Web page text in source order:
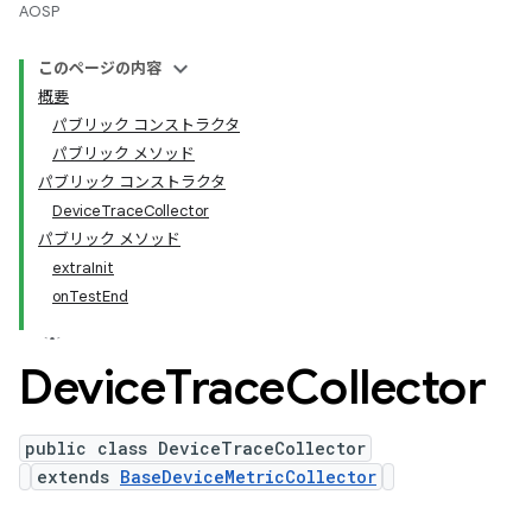
AOSP
このページの内容
概要
パブリック コンストラクタ
パブリック メソッド
パブリック コンストラクタ
DeviceTraceCollector
パブリック メソッド
extraInit
onTestEnd
DeviceTraceCollector
public class DeviceTraceCollector
extends BaseDeviceMetricCollector